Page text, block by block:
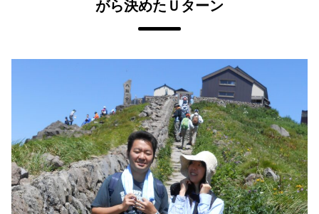
がら決めたＵターン